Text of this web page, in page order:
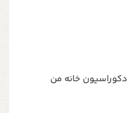
خانه من